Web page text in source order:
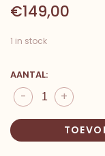
€149,00
1 in stock
AANTAL:
+
-